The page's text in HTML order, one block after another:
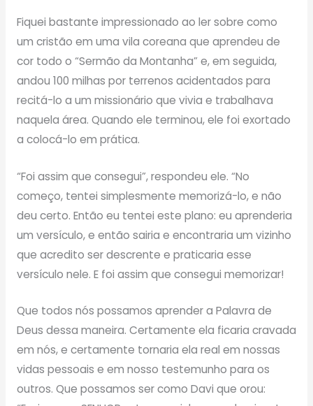
Fiquei bastante impressionado ao ler sobre como
um cristão em uma vila coreana que aprendeu de
cor todo o “Sermão da Montanha” e, em seguida,
andou 100 milhas por terrenos acidentados para
recitá-lo a um missionário que vivia e trabalhava
naquela área. Quando ele terminou, ele foi exortado
a colocá-lo em prática.
“Foi assim que consegui”, respondeu ele. “No
começo, tentei simplesmente memorizá-lo, e não
deu certo. Então eu tentei este plano: eu aprenderia
um versículo, e então sairia e encontraria um vizinho
que acredito ser descrente e praticaria esse
versículo nele. E foi assim que consegui memorizar!
Que todos nós possamos aprender a Palavra de
Deus dessa maneira. Certamente ela ficaria cravada
em nós, e certamente tornaria ela real em nossas
vidas pessoais e em nosso testemunho para os
outros. Que possamos ser como Davi que orou: